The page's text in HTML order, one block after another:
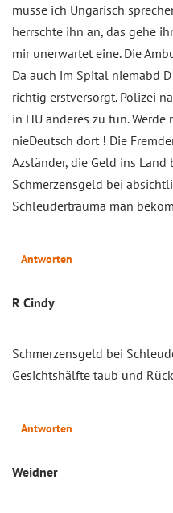
müsse ich Ungarisch
herrschte ihn an, das gehe
mir unerwartet eine. Die
Da auch im Spital niemabd
richtig erstversorgt. Polizei
in HU anderes zu tun.
nieDeutsch dort ! Die
Azsländer, die Geld ins
Schmerzensgeld bei
Schleudertrauma man
Antworten
R Cindy
Schmerzensgeld bei
Gesichtshälfte taub und
Antworten
Weidner